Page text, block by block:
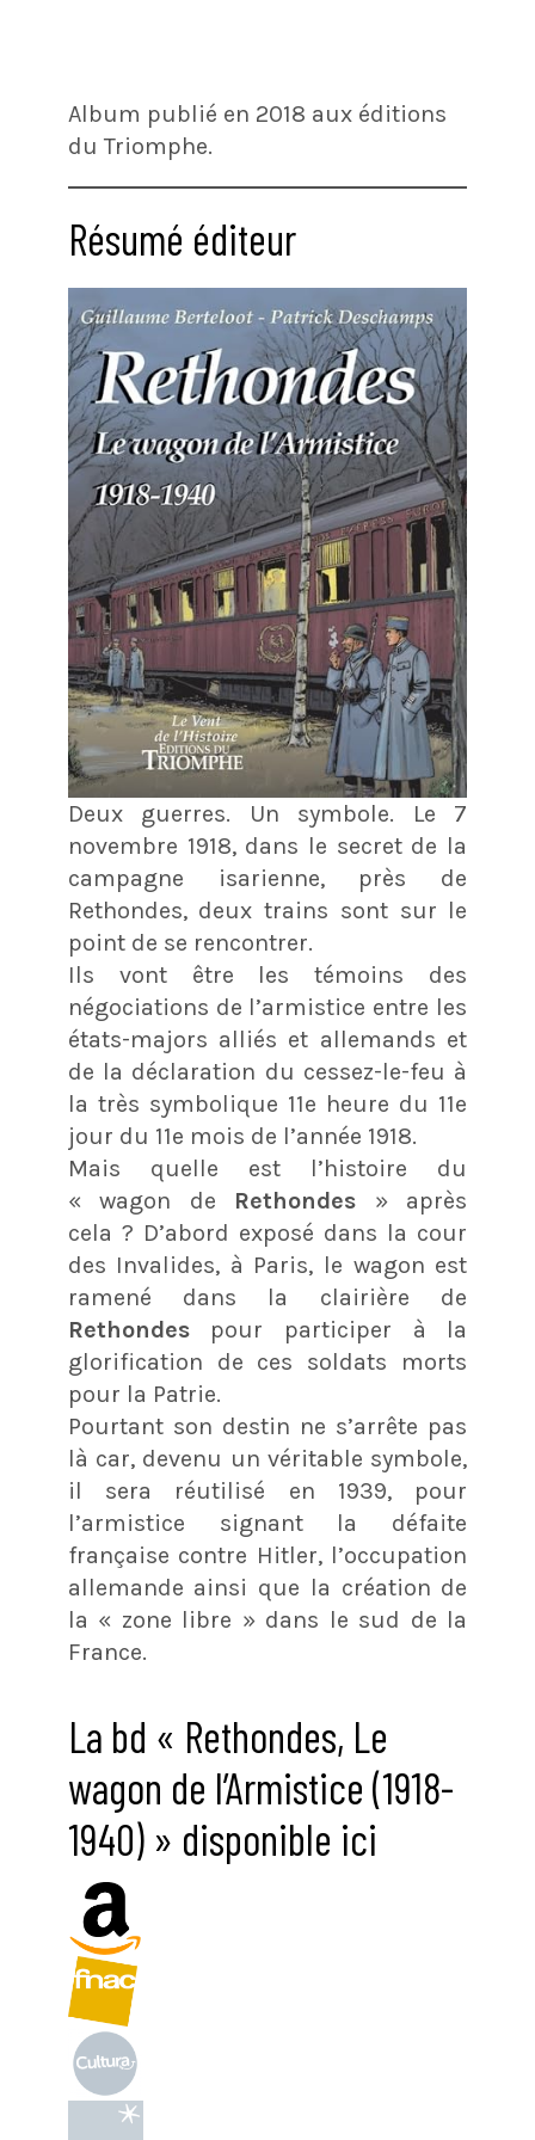
Album publié en 2018 aux éditions
du Triomphe.
Résumé éditeur
Deux guerres. Un symbole. Le 7
novembre 1918, dans le secret de la
campagne isarienne, près de
Rethondes, deux trains sont sur le
point de se rencontrer.
Ils vont être les témoins des
négociations de l’armistice entre les
états-majors alliés et allemands et
de la déclaration du cessez-le-feu à
la très symbolique 11e heure du 11e
jour du 11e mois de l’année 1918.
Mais quelle est l’histoire du
« wagon de Rethondes » après
cela ? D’abord exposé dans la cour
des Invalides, à Paris, le wagon est
ramené dans la clairière de
Rethondes pour participer à la
glorification de ces soldats morts
pour la Patrie.
Pourtant son destin ne s’arrête pas
là car, devenu un véritable symbole,
il sera réutilisé en 1939, pour
l’armistice signant la défaite
française contre Hitler, l’occupation
allemande ainsi que la création de
la « zone libre » dans le sud de la
France.
La bd « Rethondes, Le
wagon de l’Armistice (1918-
1940) » disponible ici